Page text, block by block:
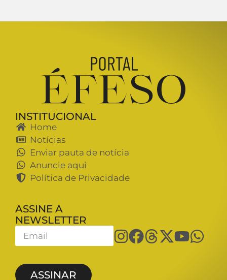
INSTITUCIONAL
Home
Notícias
Enviar pauta de notícia
Anuncie aqui
Política de Privacidade
ASSINE A
NEWSLETTER
ASSINAR